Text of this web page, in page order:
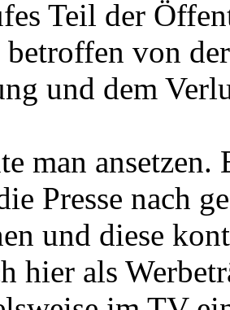
Teil der
betroffen von
und dem
man
Presse nach
und diese
hier als